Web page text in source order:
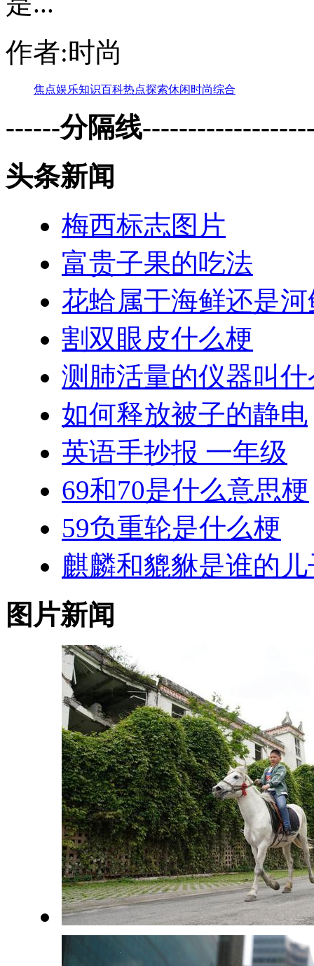
作者:时尚
焦点娱乐知识百科热点探索休闲时尚综合
------分隔线
头条新闻
梅西标志图片
富贵子果的吃法
花蛤属于海鲜还是河
割双眼皮什么梗
测肺活量的仪器叫什
如何释放被子的静电
英语手抄报 一年级
69和70是什么意思梗
59负重轮是什么梗
麒麟和貔貅是谁的儿
图片新闻